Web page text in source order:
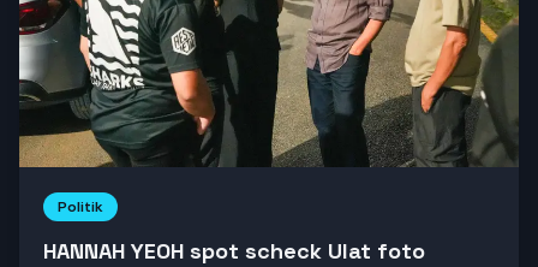
Politik
HANNAH YEOH spot scheck Ulat foto